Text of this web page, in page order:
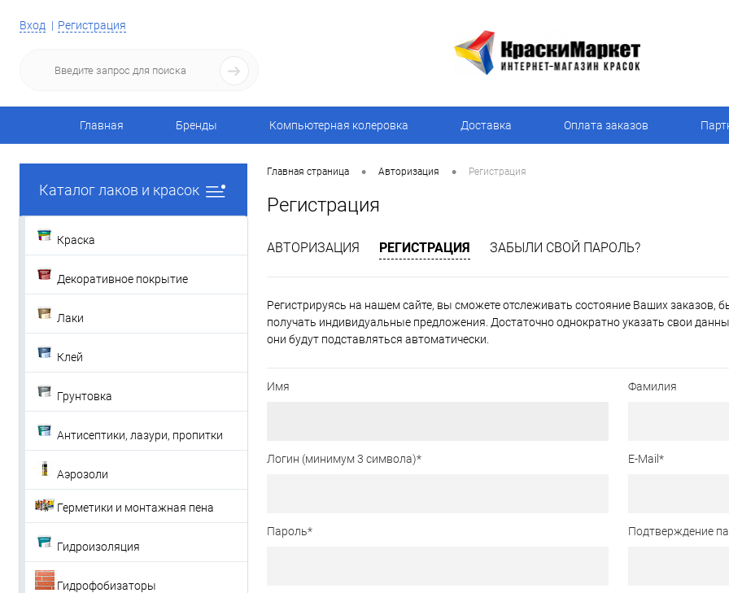
Вход Регистрация
Главная Бренды Компьютерная колеровка Доставка Оплата заказов
Каталог лаков и красок
Краска
Декоративное покрытие
Лаки
Клей
Грунтовка
Антисептики, лазури, пропитки
Аэрозоли
Герметики и монтажная пена
Гидроизоляция
Гидрофобизаторы
Главная страница • Авторизация • Регистрация
Регистрация
АВТОРИЗАЦИЯ РЕГИСТРАЦИЯ ЗАБЫЛИ СВОЙ ПАРОЛЬ?
Регистрируясь на нашем сайте, вы сможете отслеживать состояние Ваших заказов,
получать индивидуальные предложения. Достаточно однократно указать свои
они будут подставляться автоматически.
Имя Фамилия
Логин (минимум 3 символа)* E-Mail *
Пароль* Подтверждение